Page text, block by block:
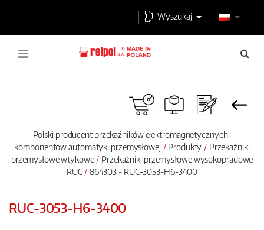
Wyszukaj
Polski producent przekaźników elektromagnetycznych i
komponentów automatyki przemysłowej
Produkty
Przekaźniki
przemysłowe wtykowe
Przekaźniki przemysłowe wysokoprądowe
RUC
864303 - RUC-3053-H6-3400
RUC-3053-H6-3400